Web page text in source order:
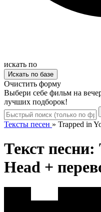
искать по
Очистить форму
Выбери себе фильм на
лучших подборок!
Тексты песен » Trapped in
Текст
Head +